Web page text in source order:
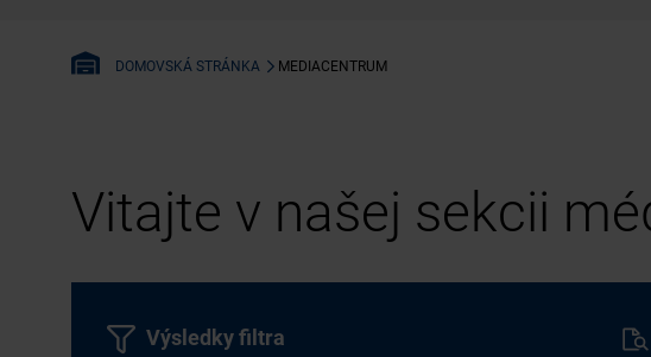
DOMOVSKÁ STRÁNKA MEDIACENTRUM
Vitajte v našej sekcii
Výsledky filtra